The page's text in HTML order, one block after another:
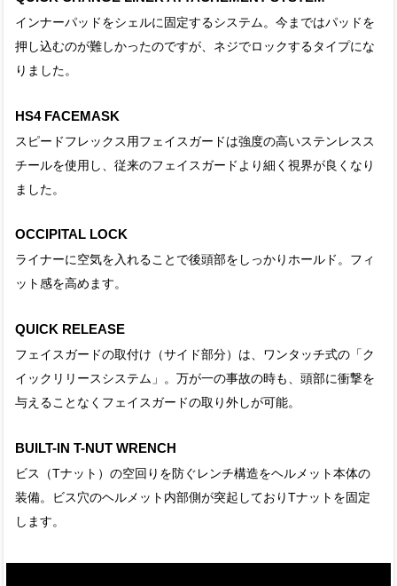
インナーパッドをシェルに固定するシステム。今まではパッドを
押し込むのが難しかったのですが、ネジでロックするタイプにな
りました。
HS4 FACEMASK
スピードフレックス用フェイスガードは強度の高いステンレスス
チールを使用し、従来のフェイスガードより細く視界が良くなり
ました。
OCCIPITAL LOCK
ライナーに空気を入れることで後頭部をしっかりホールド。フィ
ット感を高めます。
QUICK RELEASE
フェイスガードの取付け（サイド部分）は、ワンタッチ式の「ク
イックリリースシステム」。万が一の事故の時も、頭部に衝撃を
与えることなくフェイスガードの取り外しが可能。
BUILT-IN T-NUT WRENCH
ビス（Tナット）の空回りを防ぐレンチ構造をヘルメット本体の
装備。ビス穴のヘルメット内部側が突起しておりTナットを固定
します。